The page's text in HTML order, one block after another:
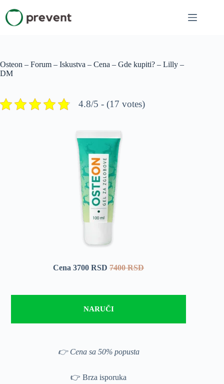
content
Osteon – Forum – Iskustva – Cena – Gde kupiti? – Lilly –
DM
4.8/5 - (17 votes)
Cena 3700 RSD7400 RSD
NARUČI
👉 Cena sa 50% popusta
👉 Brza isporuka